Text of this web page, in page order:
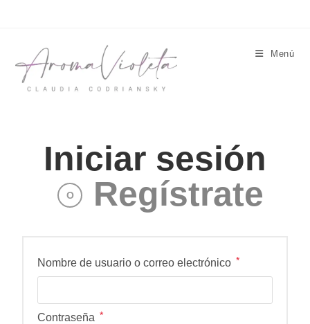
Menú
Iniciar sesión
O Regístrate
Nombre de usuario o correo electrónico *
Contraseña *